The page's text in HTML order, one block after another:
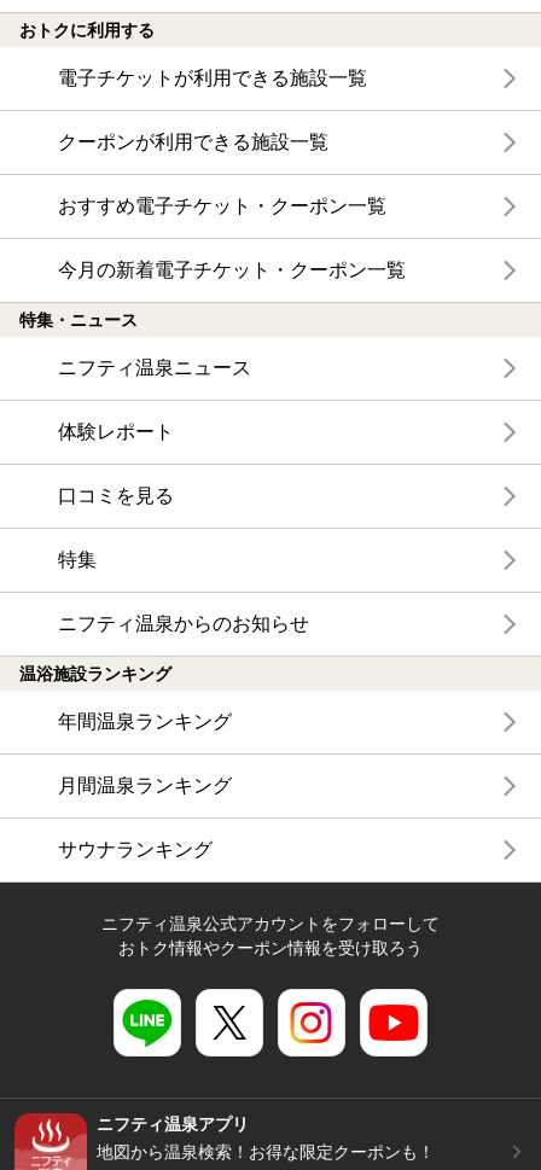
おトクに利用する
電子チケットが利用できる施設一覧
クーポンが利用できる施設一覧
おすすめ電子チケット・クーポン一覧
今月の新着電子チケット・クーポン一覧
特集・ニュース
ニフティ温泉ニュース
体験レポート
口コミを見る
特集
ニフティ温泉からのお知らせ
温浴施設ランキング
年間温泉ランキング
月間温泉ランキング
サウナランキング
ニフティ温泉公式アカウントをフォローして
おトク情報やクーポン情報を受け取ろう
ニフティ温泉アプリ
地図から温泉検索！お得な限定クーポンも！